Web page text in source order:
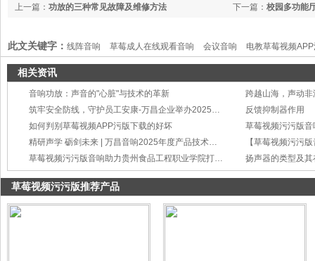
下一篇： 校园多功能
上一篇： 功放的三种常见故障及维修方法
此文关键字： 线阵音响 草莓成人在线观看音响 会议音响 电教草莓视频
相关资讯
音响功放：声音的"心脏"与技术的革新
筑牢安全防线，守护员工安康-万昌企业举办2025年度工伤事故处理与预防培训
反馈抑制器作用
如何判别草莓视频APP污版下载的好坏
草莓视频污污版
精研声学 砺剑未来 | 万昌音响2025年度产品技术培训会圆满举行
草莓视频污污版音响助力贵州食品工程职业学院打造智慧会议新标杆
扬声器的类型及
草莓视频污污版推荐产品